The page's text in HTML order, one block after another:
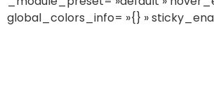
global_colors_info= »{} »